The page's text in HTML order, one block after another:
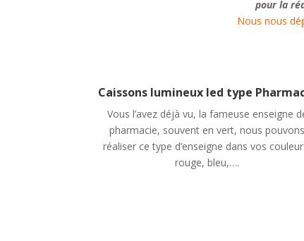
pour la
Nous nous
Caissons lumineux led type
Vous l’avez déjà vu, la fameuse enseigne
pharmacie, souvent en vert, nous pouvons
réaliser ce type d’enseigne dans vos
rouge, bleu,….